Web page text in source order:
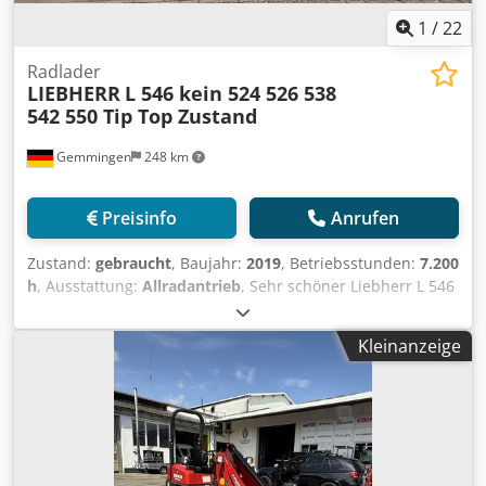
1 /22
Gemmingen 248 km
Radlader
LIEBHERR L 546 kein 524 526 538
542 550 Tip Top Zustand
Preisinfo Anrufen
Zustand: gebraucht, Baujahr: 2019, Betriebsstunden: 7.200
h, Ausstattung: Allradantrieb, Sehr schöner Liebherr L 546
zu verkaufen Top Zustand - wenig Stunden: Liebherr L 546
Z 2plus1 Übergabe an d. Kunden am 26.04.2019 Original
Lack Fahrgestell Nr. VATZ1560-054320 , Baujahr 2019
Betriebsstunden ca. 7270 4-Zylinder-Reihenmotor 123
KW/167 PS, wassergekühlt mit Turboaufladung Abgasstufe
4 Einsatzgewicht je nach Ausrüstung ca.15.000 kg Maße je
nach Ausrüstung: Länge der Maschine: 7.200 mm, Breite
2500mm, Höhe 3.300 mm hydrostatischer Fahrantrieb mit
Kleinanzeige